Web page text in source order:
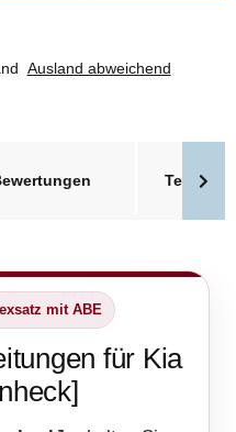
Ausland abweichend
mit ABE
für Kia